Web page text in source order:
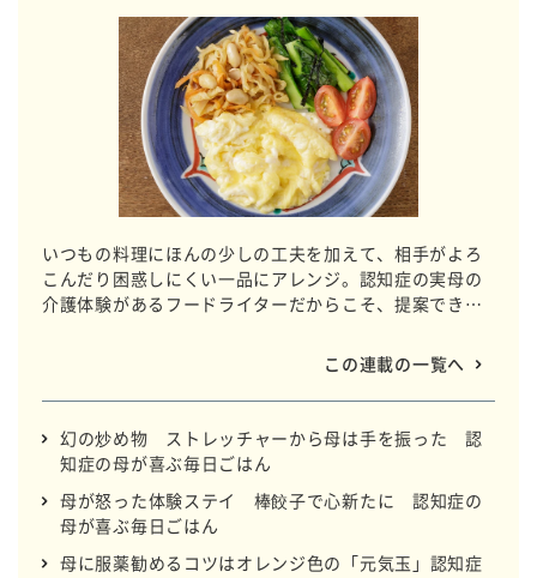
いつもの料理にほんの少しの工夫を加えて、相手がよろ
こんだり困惑しにくい一品にアレンジ。認知症の実母の
介護体験があるフードライターだからこそ、提案できる
この連載の一覧へ
幻の炒め物 ストレッチャーから母は手を振った 認
知症の母が喜ぶ毎日ごはん
母が怒った体験ステイ 棒餃子で心新たに 認知症の
母が喜ぶ毎日ごはん
母に服薬勧めるコツはオレンジ色の「元気玉」認知症